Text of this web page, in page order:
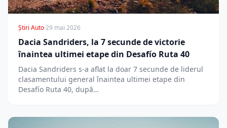
Știri Auto·29 mai 2026
Dacia Sandriders, la 7 secunde de victorie
înaintea ultimei etape din Desafío Ruta 40
Dacia Sandriders s-a aflat la doar 7 secunde de liderul
clasamentului general înaintea ultimei etape din
Desafío Ruta 40, după…